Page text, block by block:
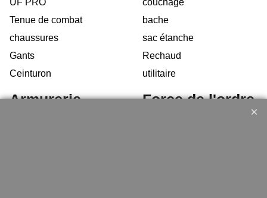
UF PRO
Tenue de combat
chaussures
Gants
Ceinturon
couchage
bache
sac étanche
Rechaud
utilitaire
Armurerie Force de l'ordre